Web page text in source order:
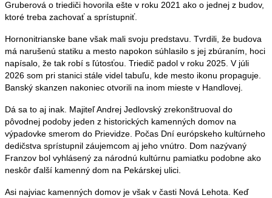
Gruberová o triediči hovorila ešte v roku 2021 ako o jednej z budov,
ktoré treba zachovať a sprístupniť.
Hornonitrianske bane však mali svoju predstavu. Tvrdili, že budova
má narušenú statiku a mesto napokon súhlasilo s jej zbúraním, hoci
napísalo, že tak robí s ľútosťou. Triedič padol v roku 2025. V júli
2026 som pri stanici stále videl tabuľu, kde mesto ikonu propaguje.
Banský skanzen nakoniec otvorili na inom mieste v Handlovej.
Dá sa to aj inak. Majiteľ Andrej Jedlovský zrekonštruoval do
pôvodnej podoby jeden z historických kamenných domov na
výpadovke smerom do Prievidze. Počas Dní európskeho kultúrneho
dedičstva sprístupnil záujemcom aj jeho vnútro. Dom nazývaný
Franzov bol vyhlásený za národnú kultúrnu pamiatku podobne ako
neskôr ďalší kamenný dom na Pekárskej ulici.
Asi najviac kamenných domov je však v časti Nová Lehota. Keď